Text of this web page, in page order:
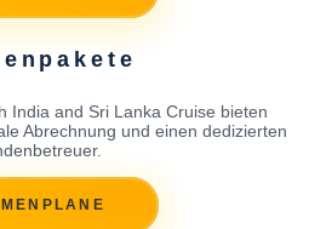
India and Sri Lanka Cruise bieten
Abrechnung und einen dedizierten